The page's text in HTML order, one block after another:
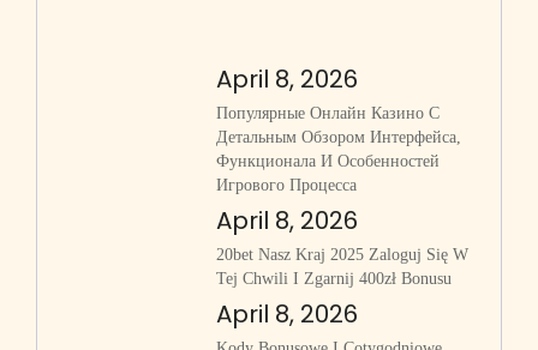
April 8, 2026
Популярные Онлайн Казино С
Детальным Обзором Интерфейса,
Функционала И Особенностей
Игрового Процесса
April 8, 2026
20bet Nasz Kraj 2025 Zaloguj Się W
Tej Chwili I Zgarnij 400zł Bonusu
April 8, 2026